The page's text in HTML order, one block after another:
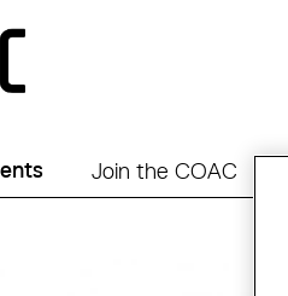
Join the COAC